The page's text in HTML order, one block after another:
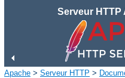
Serveur HTTP
Apache > Serveur HTTP >